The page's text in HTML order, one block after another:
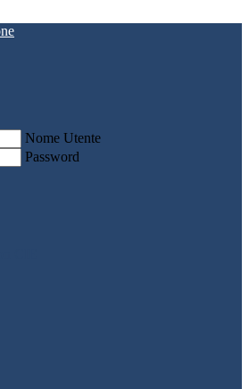
Nome Utente
Password